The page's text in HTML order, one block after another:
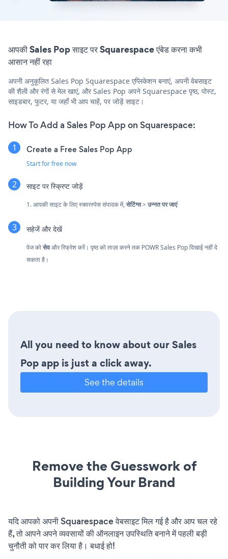
आपकी Sales Pop साइट पर Squarespace एंबेड करना कभी
आसान नहीं रहा
अपनी अनुकूलित Sales Pop Squarespace एप्लिकेशन बनाएं, अपनी वेबसाइट
की शैली और रंगों से मेल खाएं, और Sales Pop अपने Squarespace पृष्ठ, पोस्ट,
साइडबार, फुटर, या जहाँ भी आप चाहें, पर जोड़ें साइट।
How To Add a Sales Pop App on Squarespace:
Create a Free Sales Pop App
Start for free now
साइट पर स्क्रिप्ट जोड़ें
1. आपकी साइट के लिए स्क्वरस्पेस संपादक में,सेटिंग्स> उन्नत पर जाएं
सहेजें और देखें
पेज कोसेवऔर रिफ्रेश करें। पृष्ठ को ताज़ा करने तक POWR Sales Pop दिखाई नहीं दे
सकता है।
All you need to know about our Sales
Pop app is just a click away.
See the details
Remove the Guesswork of
Building Your Brand
यदि आपको अपनी Squarespace वेबसाइट मिल गई है और आप चल रहे
हैं, तो आपने अपने व्यवसायों की ऑनलाइन उपस्थिति बनाने में पहली बड़ी
चुनौती को पार कर लिया है। बधाई हो!